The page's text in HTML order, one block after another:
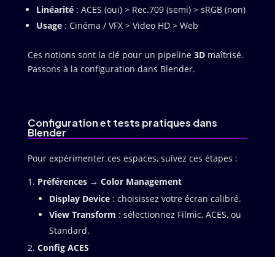
Linéarité: ACES (oui) > Rec.709 (semi) > sRGB (non)
Usage: Cinéma / VFX > Video HD > Web
Ces notions sont la clé pour un pipeline 3Dmaîtrisé.
Passons à la configuration dans Blender.
Configuration et tests pratiques dans
Blender
Pour expérimenter ces espaces, suivez ces étapes :
Préférences → Color Management
Display Device: choisissez votre écran calibré.
View Transform : sélectionnez Filmic, ACES, ou
Standard.
Config ACES